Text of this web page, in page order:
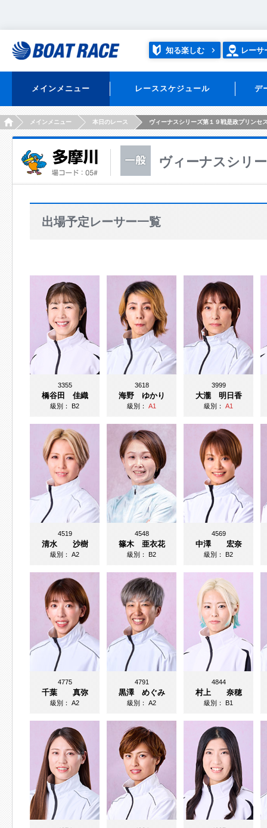
知る楽しむ レーサ
メインメニュー レーススケジュール デ
HOMEメインメニュー 本日のレース ヴィーナスシリーズ第１９戦是政プリンセ
ヴィーナスシリ
出場予定レーサー一覧
3355
橋谷田 佳織
級別：B2
3618
海野 ゆかり
級別：A1
3999
大瀧 明日香
級別：A1
4519
清水 沙樹
級別：A2
4548
篠木 亜衣花
級別：B2
4569
中澤 宏奈
級別：B2
4775
千葉 真弥
級別：A2
4791
黒澤 めぐみ
級別：A2
4844
村上 奈穂
級別：B1